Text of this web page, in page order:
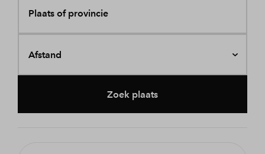
Plaats of provincie
Afstand
Zoek plaats